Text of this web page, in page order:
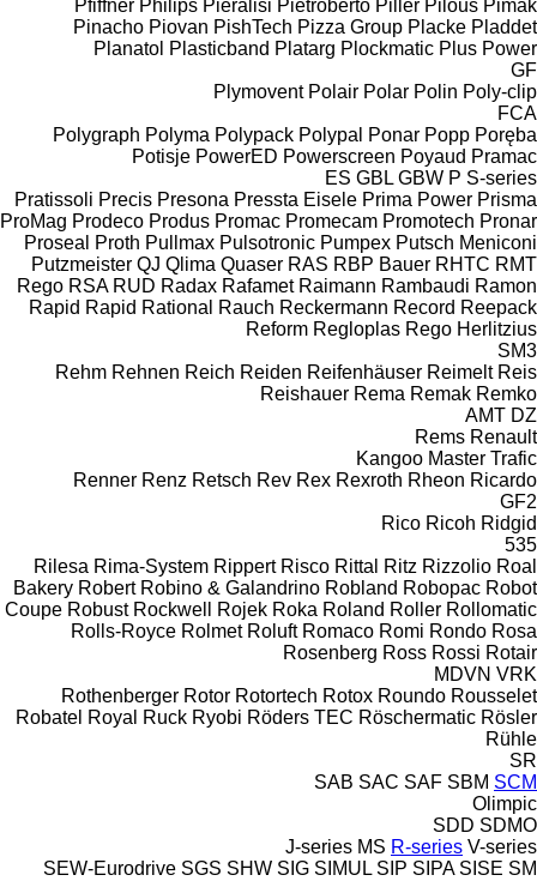
Pfiffner Philips Pieralisi Pietroberto Piller Pilous Pimak
Pinacho Piovan PishTech Pizza Group Placke Pladdet
Planatol Plasticband Platarg Plockmatic Plus Power
GF
Plymovent Polair Polar Polin Poly-clip
FCA
Polygraph Polyma Polypack Polypal Ponar Popp Poręba
Potisje PowerED Powerscreen Poyaud Pramac
ES GBL GBW P S-series
Pratissoli Precis Presona Pressta Eisele Prima Power Prisma
ProMag Prodeco Produs Promac Promecam Promotech Pronar
Proseal
Proth Pullmax Pulsotronic Pumpex Putsch Meniconi
Putzmeister QJ Qlima Quaser RAS RBP Bauer RHTC RMT
Rego RSA RUD Radax Rafamet Raimann Rambaudi Ramon
Rapid Rapid Rational Rauch Reckermann Record Reepack
Reform Regloplas Rego Herlitzius
SM3
Rehm Rehnen Reich Reiden Reifenhäuser Reimelt Reis
Reishauer Rema Remak Remko
AMT DZ
Rems Renault
Kangoo Master Trafic
Renner Renz Retsch Rev Rex Rexroth Rheon Ricardo
GF2
Rico Ricoh Ridgid
535
Rilesa Rima-System Rippert Risco Rittal Ritz Rizzolio Roal
Bakery Robert Robino & Galandrino Robland Robopac Robot
Coupe Robust Rockwell Rojek Roka Roland Roller Rollomatic
Rolls-Royce Rolmet Roluft Romaco Romi Rondo Rosa
Rosenberg Ross Rossi Rotair
MDVN VRK
Rothenberger Rotor Rotortech Rotox Roundo Rousselet
Robatel Royal Ruck Ryobi Röders TEC Röschermatic Rösler
Rühle
SR
SAB SAC SAF SBM SCM
Olimpic
SDD SDMO
J-series MS R-series V-series
SEW-Eurodrive SGS SHW SIG SIMUL SIP SIPA SISE SM